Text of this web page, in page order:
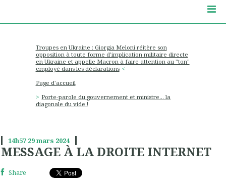
Troupes en Ukraine : Giorgia Meloni réitère son
opposition à toute forme d'implication militaire directe
en Ukraine et appelle Macron à faire attention au "ton"
employé dans les déclarations
Page d'accueil
Porte-parole du gouvernement et ministre… la
diagonale du vide !
14h57 29mars 2024
MESSAGE À LA DROITE INTERNET
Share